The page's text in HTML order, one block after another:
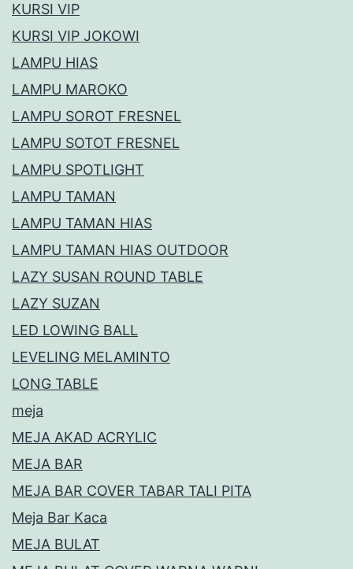
KURSI VIP
KURSI VIP JOKOWI
LAMPU HIAS
LAMPU MAROKO
LAMPU SOROT FRESNEL
LAMPU SOTOT FRESNEL
LAMPU SPOTLIGHT
LAMPU TAMAN
LAMPU TAMAN HIAS
LAMPU TAMAN HIAS OUTDOOR
LAZY SUSAN ROUND TABLE
LAZY SUZAN
LED LOWING BALL
LEVELING MELAMINTO
LONG TABLE
meja
MEJA AKAD ACRYLIC
MEJA BAR
MEJA BAR COVER TABAR TALI PITA
Meja Bar Kaca
MEJA BULAT